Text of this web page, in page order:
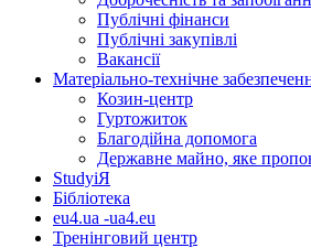
Публічні фінанси
Публічні закупівлі
Вакансії
Матеріально-технічне
Козин-центр
Гуртожиток
Благодійна допомога
Державне майно, яке
StudyіЯ
Бібліотека
eu4.ua -ua4.eu
Тренінговий центр